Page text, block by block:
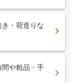
・荷造りな
間や粗品・手